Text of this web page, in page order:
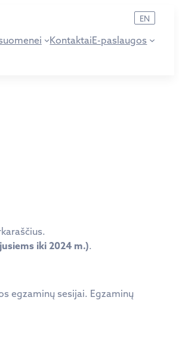
KontaktaiE-paslaugos
EN
iki 2024 m.).
egzaminų sesijai. Egzaminų